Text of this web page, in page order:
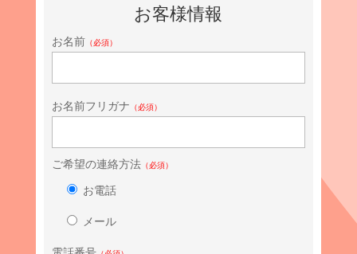
お客様情報
お名前（必須）
お名前フリガナ （必須）
ご希望の連絡方法（必須）
お電話
メール